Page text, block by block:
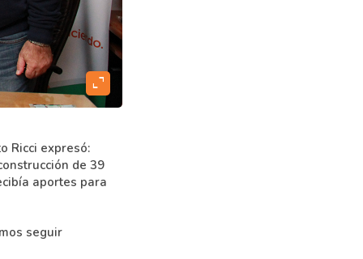
expand_content
Ricci expresó:
de 39
aportes para
seguir